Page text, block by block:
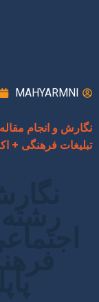
MAHYARMNI
نگارش و انجام
تبلیغات فرهنگی +